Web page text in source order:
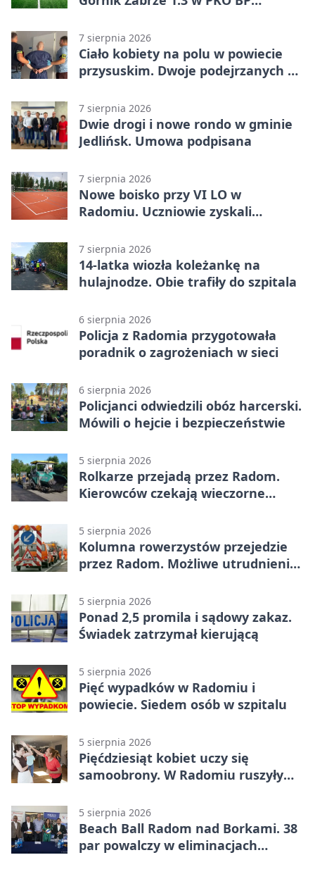
golami pogrążył gospodarzy
7 sierpnia 2026
Ciało kobiety na polu w powiecie
przysuskim. Dwoje podejrzanych w
7 sierpnia 2026
Dwie drogi i nowe rondo w gminie
Jedlińsk. Umowa podpisana
7 sierpnia 2026
Nowe boisko przy VI LO w
Radomiu. Uczniowie zyskali
7 sierpnia 2026
14-latka wiozła koleżankę na
hulajnodze. Obie trafiły do szpitala
6 sierpnia 2026
Policja z Radomia przygotowała
poradnik o zagrożeniach w sieci
6 sierpnia 2026
Policjanci odwiedzili obóz harcerski.
Mówili o hejcie i bezpieczeństwie
5 sierpnia 2026
Rolkarze przejadą przez Radom.
Kierowców czekają wieczorne
5 sierpnia 2026
Kolumna rowerzystów przejedzie
przez Radom. Możliwe utrudnienia
5 sierpnia 2026
Ponad 2,5 promila i sądowy zakaz.
Świadek zatrzymał kierującą
5 sierpnia 2026
Pięć wypadków w Radomiu i
powiecie. Siedem osób w szpitalu
5 sierpnia 2026
Pięćdziesiąt kobiet uczy się
samoobrony. W Radomiu ruszyły
5 sierpnia 2026
Beach Ball Radom nad Borkami. 38
par powalczy w eliminacjach